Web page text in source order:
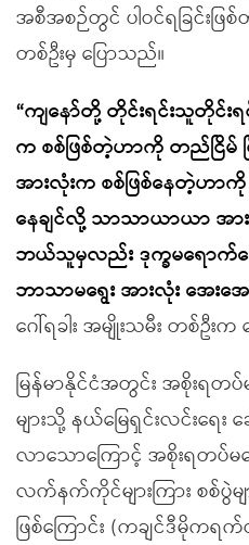
အစီအစဉ်တွင် ပါဝင်ရခြင်းဖြ
တစ်ဦးမှ ပြောသည်။
“ကျနော်တို့ တိုင်းရင်းသူတိုင်း
က စစ်ဖြစ်တဲ့ဟာကို တည်ငြိမ် ငြိမ်
အားလုံးက စစ်ဖြစ်နေတဲ့ဟာကို အာ
နေချင်လို့ သာသာယာယာ အ
ဘယ်သူမှလည်း ဒုက္ခမရောက်စေ
ဘာသာမရွေး အားလုံး အေးအေး
ဂေါ်ရခါး အမျိုးသမီး တစ်ဦးက
မြန်မာနိုင်ငံအတွင်း အစိုးရတ
များသို့ နယ်မြေရှင်းလင်းရေး ခ
လာသောကြောင့် အစိုးရတပ်မ
လက်နက်ကိုင်များကြား စစ်ပွဲမျ
ဖြစ်ကြောင်း (ကချင်ဒီမိုကရက်